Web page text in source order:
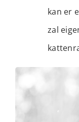
kan er
zal